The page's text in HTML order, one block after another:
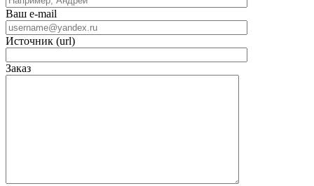
Ваш e-mail
Источник (url)
Заказ